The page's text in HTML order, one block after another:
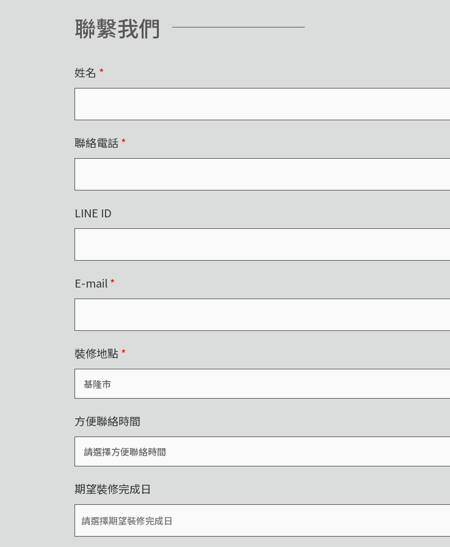
聯繫我們
姓名 *
聯絡電話*
LINE ID
E-mail*
裝修地點 *
方便聯絡時間
期望裝修完成日